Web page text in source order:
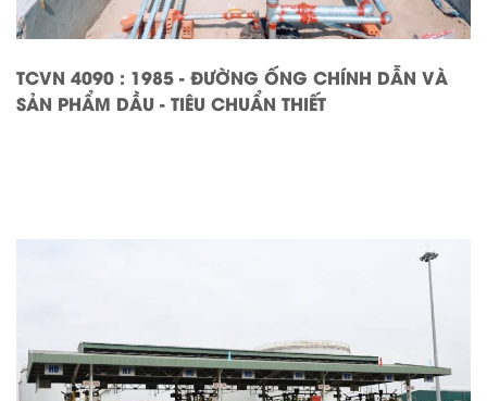
TCVN 4090 : 1985 - ĐƯỜNG ỐNG CHÍNH DẪN VÀ
SẢN PHẨM DẦU - TIÊU CHUẨN THIẾT